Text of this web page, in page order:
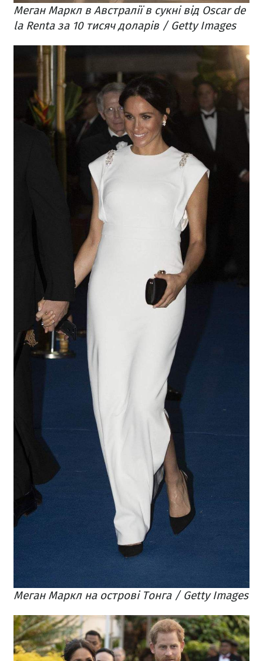
Меган Маркл в Австралії в сукні від Oscar de
la Renta за 10 тисяч доларів / Getty Images
Меган Маркл на острові Тонга / Getty Images